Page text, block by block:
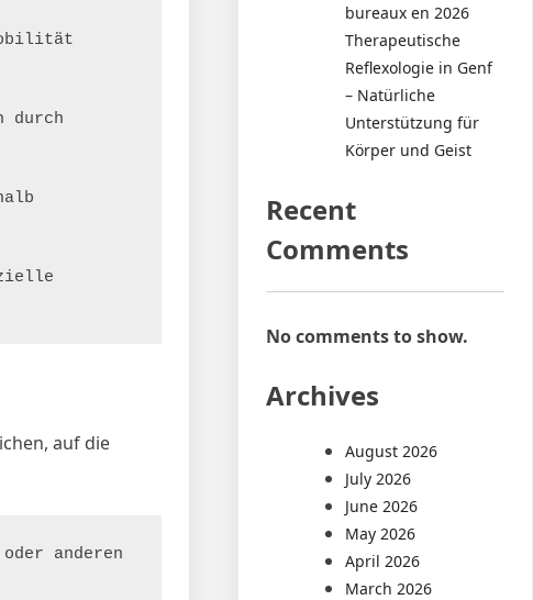
durch
auf die
anderen
bureaux en 2026
Therapeutische
Reflexologie in Genf
– Natürliche
Unterstützung für
Körper und Geist
Recent
Comments
No comments to show.
Archives
August 2026
July 2026
June 2026
May 2026
April 2026
March 2026